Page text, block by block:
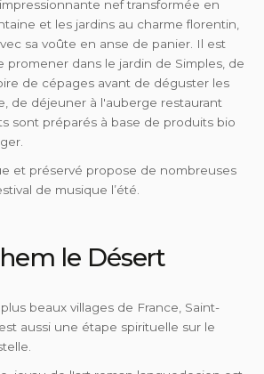
nef transformée en
et les jardins au charme florentin,
sa voûte en anse de panier. Il est
promener dans le jardin de Simples, de
de cépages avant de déguster les
de déjeuner à l'auberge restaurant
sont préparés à base de produits bio
et préservé propose de nombreuses
de musique l’été.
le Désert
beaux villages de France, Saint-
aussi une étape spirituelle sur le